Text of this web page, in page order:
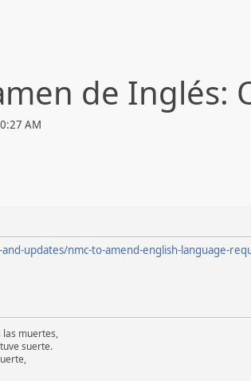
de Inglés:
AM
updates/nmc-to-amend-english-language-
las muertes,
suerte.